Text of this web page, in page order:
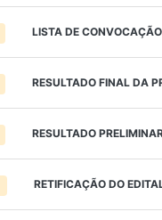
LISTA DE
RESULTADO FINAL DA
RESULTADO
RETIFICAÇÃO DO